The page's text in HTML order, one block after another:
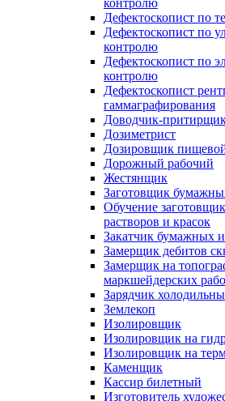
контролю
Дефектоскопист по
Дефектоскопист по
контролю
Дефектоскопист по
контролю
Дефектоскопист
гаммаграфирования
Доводчик-
Дозиметрист
Дозировщик
Дорожный рабочий
Жестянщик
Заготовщик
Обучение
растворов и красок
Закатчик бумажных
Замерщик дебитов
Замерщик на
маркшейдерских
Зарядчик
Землекоп
Изолировщик
Изолировщик на
Изолировщик на
Каменщик
Кассир билетный
Изготовитель